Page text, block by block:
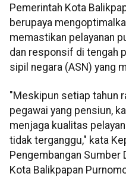
Pemerintah Kota
berupaya
memastikan pelayanan
dan responsif di tengah
sipil negara (ASN) yang
"Meskipun setiap tahun
pegawai yang pensiun,
menjaga kualitas
tidak terganggu," kata
Pengembangan Sumber
Kota Balikpapan